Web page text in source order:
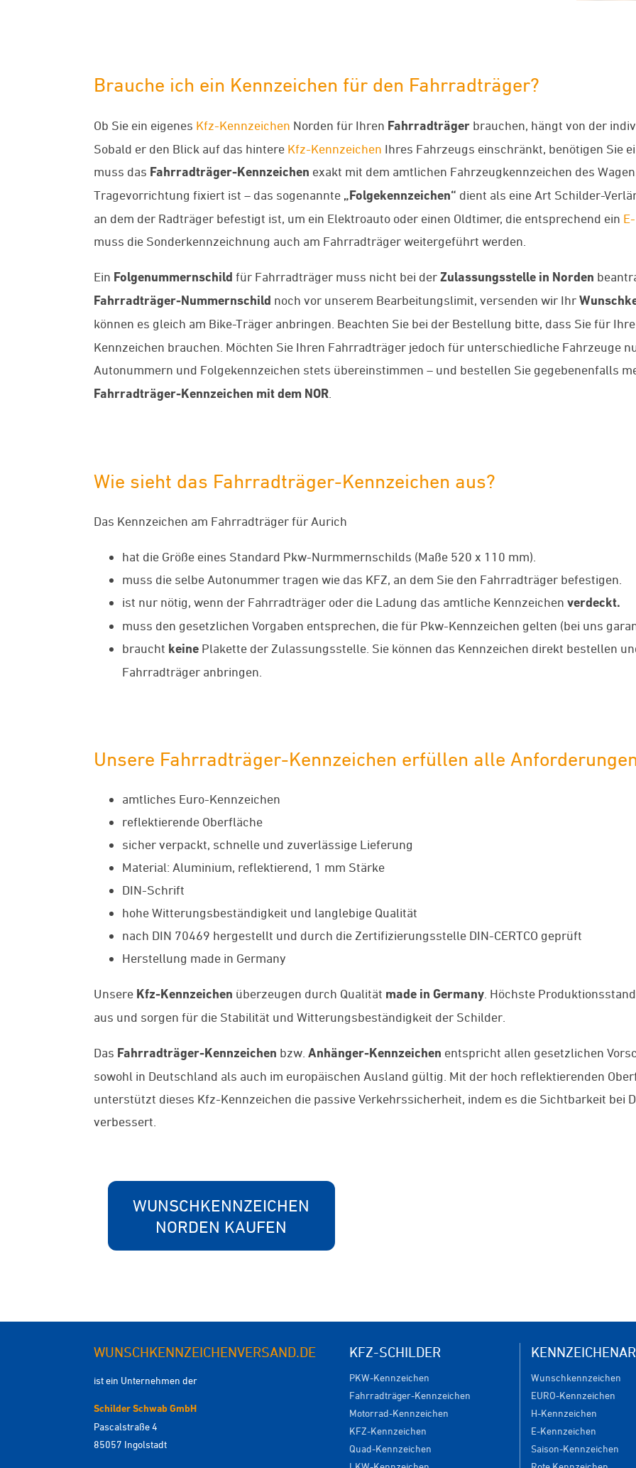
Brauche ich ein Kennzeichen für den Fahrradträger?
Ob Sie ein eigenes Kfz-Kennzeichen Norden für Ihren Fahrradträger brauchen, hängt von der
Sobald er den Blick auf das hintere Kfz-Kennzeichen Ihres Fahrzeugs einschränkt, benötigen Sie
muss das Fahrradträger-Kennzeichen exakt mit dem amtlichen Fahrzeugkennzeichen des
Tragevorrichtung fixiert ist – das sogenannte „Folgekennzeichen“ dient als eine Art Schilder-
an dem der Radträger befestigt ist, um ein Elektroauto oder einen Oldtimer, die entsprechend ein E-
muss die Sonderkennzeichnung auch am Fahrradträger weitergeführt werden.
Ein Folgenummernschild für Fahrradträger muss nicht bei der Zulassungsstelle in Norden
Fahrradträger-Nummernschild noch vor unserem Bearbeitungslimit, versenden wir Ihr
können es gleich am Bike-Träger anbringen. Beachten Sie bei der Bestellung bitte, dass Sie für
Kennzeichen brauchen. Möchten Sie Ihren Fahrradträger jedoch für unterschiedliche Fahrzeuge
Autonummern und Folgekennzeichen stets übereinstimmen – und bestellen Sie gegebenenfalls
Fahrradträger-Kennzeichen mit dem NOR
Wie sieht das Fahrradträger-Kennzeichen aus?
Das Kennzeichen am Fahrradträger für Aurich
hat die Größe eines Standard Pkw-Nurmmernschilds (Maße 520 x 110 mm).
muss die selbe Autonummer tragen wie das KFZ, an dem Sie den Fahrradträger befestigen.
ist nur nötig, wenn der Fahrradträger oder die Ladung das amtliche Kennzeichen verdeckt.
muss den gesetzlichen Vorgaben entsprechen, die für Pkw-Kennzeichen gelten (bei uns
braucht keine Plakette der Zulassungsstelle. Sie können das Kennzeichen direkt bestellen
Fahrradträger anbringen.
Unsere Fahrradträger-Kennzeichen erfüllen alle
amtliches Euro-Kennzeichen
reflektierende Oberfläche
sicher verpackt, schnelle und zuverlässige Lieferung
Material: Aluminium, reflektierend, 1 mm Stärke
DIN-Schrift
hohe Witterungsbeständigkeit und langlebige Qualität
nach DIN 70469 hergestellt und durch die Zertifizierungsstelle DIN-CERTCO geprüft
Herstellung made in Germany
Unsere Kfz-Kennzeichen überzeugen durch Qualität made in Germany . Höchste
aus und sorgen für die Stabilität und Witterungsbeständigkeit der Schilder.
Das Fahrradträger-Kennzeichen bzw. Anhänger-Kennzeichen entspricht allen gesetzlichen
sowohl in Deutschland als auch im europäischen Ausland gültig. Mit der hoch reflektierenden
unterstützt dieses Kfz-Kennzeichen die passive Verkehrssicherheit, indem es die Sichtbarkeit bei
verbessert.
WUNSCHKENNZEICHEN
NORDEN KAUFEN
WUNSCHKENNZEICHENVERSAND.DE
ist ein Unternehmen der
Schilder Schwab GmbH
Pascalstraße 4
85057 Ingolstadt
KFZ-SCHILDER
PKW-Kennzeichen
Fahrradträger-Kennzeichen
Motorrad-Kennzeichen
KFZ-Kennzeichen
Quad-Kennzeichen
Wunschkennzeichen
EURO-Kennzeichen
H-Kennzeichen
E-Kennzeichen
Saison-Kennzeichen